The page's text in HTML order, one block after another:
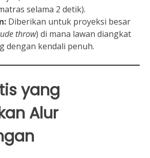
selama 2 detik).
Diberikan untuk proyeksi besar
throw) di mana lawan diangkat
dengan kendali penuh.
yang
Alur